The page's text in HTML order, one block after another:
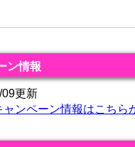
ン情報
09更新
ンペーン情報はこちら